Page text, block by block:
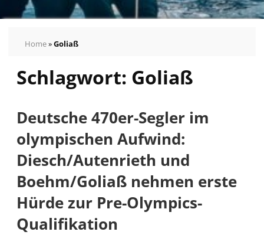
Home»Goliaß
Schlagwort: Goliaß
Deutsche 470er-Segler im
olympischen Aufwind:
Diesch/Autenrieth und
Boehm/Goliaß nehmen erste
Hürde zur Pre-Olympics-
Qualifikation